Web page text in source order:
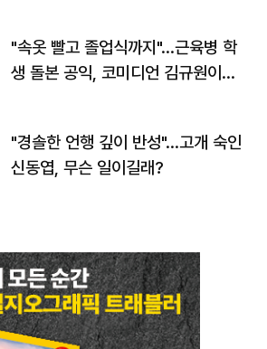
"속옷 빨고 졸업식까지"…근육병 학
생 돌본 공익, 코미디언 김규원이었
"경솔한 언행 깊이 반성"…고개 숙인
신동엽, 무슨 일이길래?